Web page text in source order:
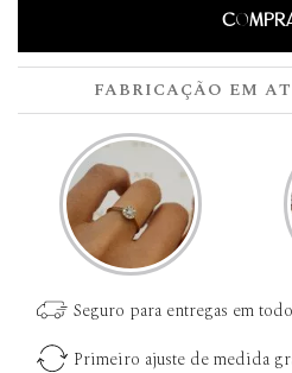
FABRICAÇÃO EM
Seguro para entregas em
Primeiro ajuste de medida